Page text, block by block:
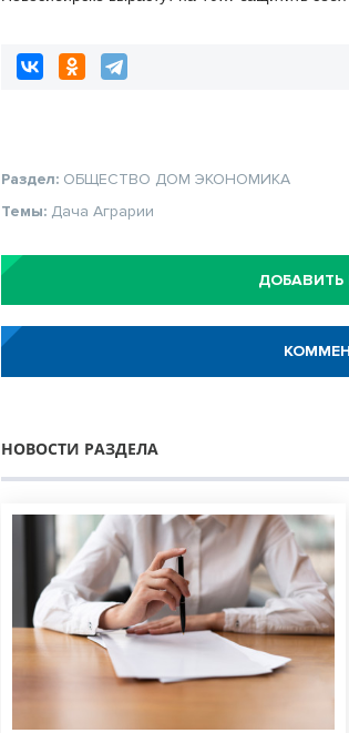
Раздел: ОБЩЕСТВО ДОМ ЭКОНОМИКА
Темы: Дача Аграрии
ДОБАВИТЬ
НОВОСТИ РАЗДЕЛА